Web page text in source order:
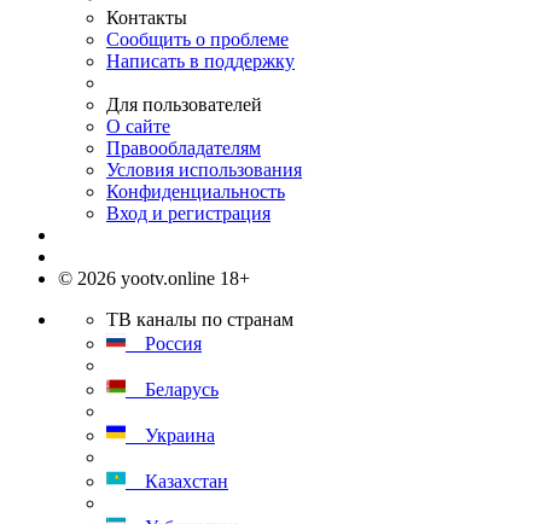
Контакты
Сообщить о проблеме
Написать в поддержку
Для пользователей
О сайте
Правообладателям
Условия использования
Конфиденциальность
Вход и регистрация
© 2026 yootv.online 18+
ТВ каналы по странам
Россия
Беларусь
Украина
Казахстан